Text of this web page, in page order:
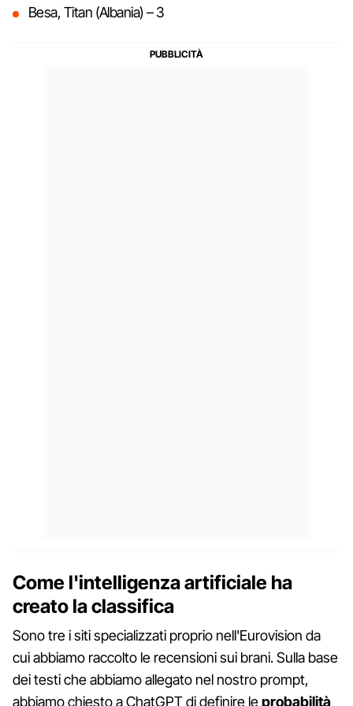
Besa, Titan (Albania) – 3
Come l'intelligenza artificiale ha
creato la classifica
Sono tre i siti specializzati proprio nell'Eurovision da
cui abbiamo raccolto le recensioni sui brani. Sulla base
dei testi che abbiamo allegato nel nostro prompt,
abbiamo chiesto a ChatGPT di definire leprobabilità